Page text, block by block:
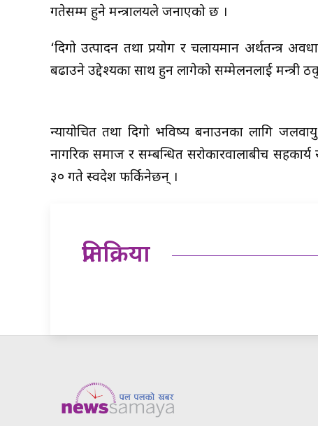
गतेसम्म हुने मन्त्रालयले जनाएको छ ।
‘दिगो उत्पादन तथा प्रयोग र चलायमान अर्थतन्त्र
बढाउने उद्देश्यका साथ हुन लागेको सम्मेलनलाई मन्त्री
न्यायोचित तथा दिगो भविष्य बनाउनका लागि
नागरिक समाज र सम्बन्धित सरोकारवालाबीच
३० गते स्वदेश फर्किनेछन् ।
प्रतिक्रिया